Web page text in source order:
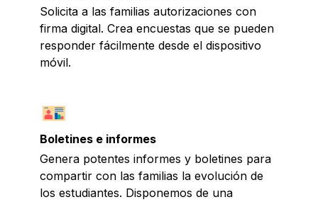
Solicita a las familias autorizaciones con
firma digital. Crea encuestas que se pueden
responder fácilmente desde el dispositivo
móvil.
Boletines e informes
Genera potentes informes y boletines para
compartir con las familias la evolución de
los estudiantes. Disponemos de una